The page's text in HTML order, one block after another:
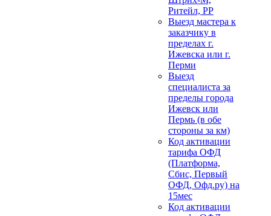
Ритейл, РР
Выезд мастера к
заказчику в
пределах г.
Ижевска или г.
Перми
Выезд
специалиста за
пределы города
Ижевск или
Пермь (в обе
стороны за км)
Код активации
тарифа ОФД
(Платформа,
Сбис, Первый
ОФД, Офд.ру) на
15мес
Код активации